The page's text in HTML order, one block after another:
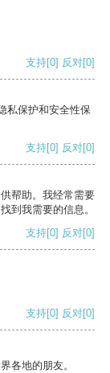
支持[0] 反对[0]
私保护和安全性保
支持[0] 反对[0]
帮助。我经常需要
到我需要的信息。
支持[0] 反对[0]
支持[0] 反对[0]
各地的朋友。